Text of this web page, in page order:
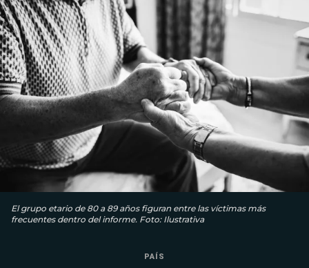
El grupo etario de 80 a 89 años figuran entre las víctimas más
frecuentes dentro del informe. Foto: Ilustrativa
PAÍS